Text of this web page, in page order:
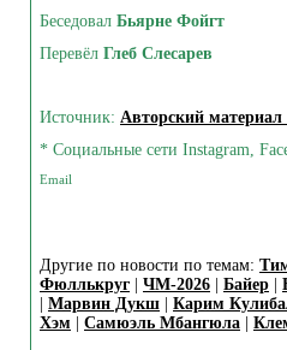
Беседовал Бьярне Фойгт
Перевёл Глеб Слесарев
Источник: Авторский
* Социальные сети Instagram,
Другие по новости по темам:
Фюллькруг
ЧМ-2026 Байер
Марвин Дукш
Карим
Хэм
Самюэль Мбангюла